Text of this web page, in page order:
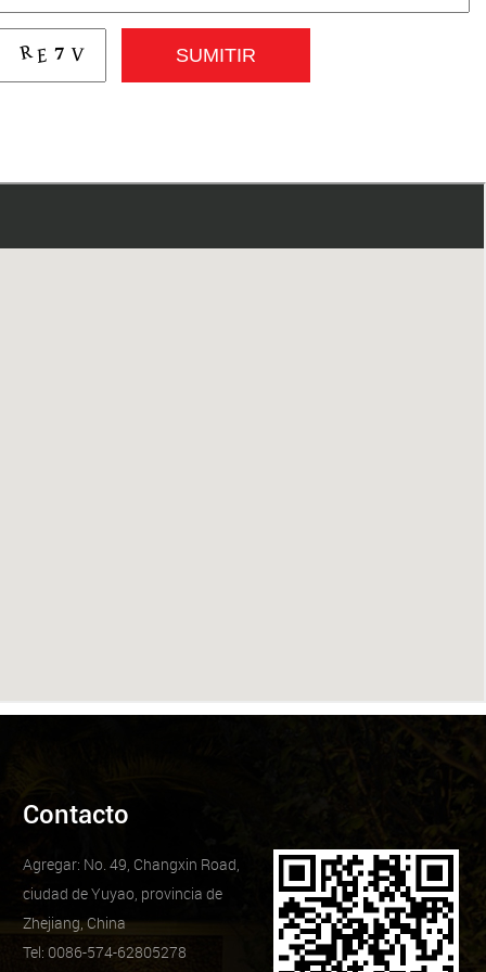
Contacto
Agregar: No. 49, Changxin Road,
ciudad de Yuyao, provincia de
Zhejiang, China
Tel: 0086-574-62805278